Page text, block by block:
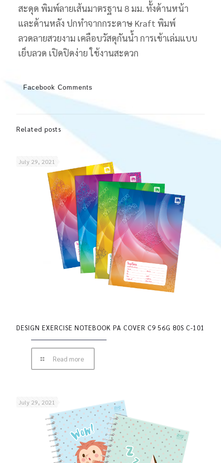
สะดุด พิมพ์ลายเส้นมาตรฐาน 8 มม. ทั้งด้านหน้า
และด้านหลัง ปกทำจากกระดาษ Kraft พิมพ์
ลวดลายสวยงาม เคลือบวัสดุกันน้ำ การเข้าเล่มแบบ
เย็บลวด เปิดปิดง่าย ใช้งานสะดวก
Facebook Comments
Related posts
July 29, 2021
DESIGN EXERCISE NOTEBOOK PA COVER C9 56G 80S C-101
Read more
July 29, 2021